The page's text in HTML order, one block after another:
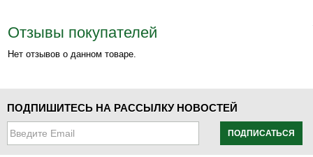
Отзывы покупателей
Нет отзывов о данном товаре.
ПОДПИШИТЕСЬ НА РАССЫЛКУ НОВОСТЕЙ
ПОДПИСАТЬСЯ